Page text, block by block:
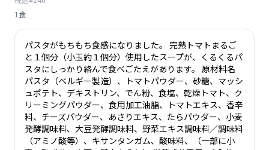
1食
パスタがもちもち食感になりました。 完熟トマトまるご
と１個分（小玉約１個分）使用したスープが、くるくるパ
スタにしっかり絡んで食べごたえがあります。 原材料名
パスタ（ベルギー製造）、トマトパウダー、砂糖、マッシ
ュポテト、デキストリン、でん粉、食塩、乾燥トマト、ク
リーミングパウダー、食用加工油脂、トマトエキス、香辛
料、チーズパウダー、あさりエキス、たらパウダー、小麦
発酵調味料、大豆発酵調味料、野菜エキス調味料／調味料
（アミノ酸等）、キサンタンガム、酸味料、（一部に小